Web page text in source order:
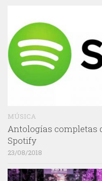
MÚSICA
Antologías completas
Spotify
23/08/2018